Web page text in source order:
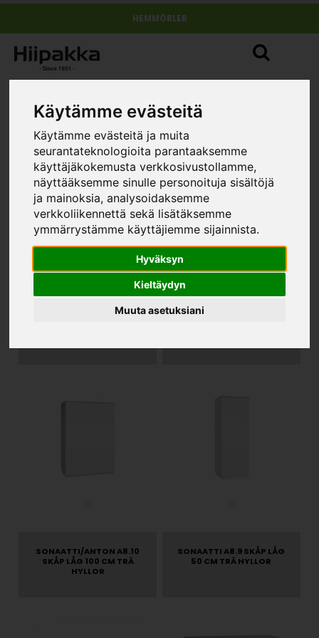
Käytämme evästeitä
Käytämme evästeitä ja muita
seurantateknologioita parantaaksemme
käyttäjäkokemusta verkkosivustollamme,
näyttääksemme sinulle personoituja sisältöjä
ja mainoksia, analysoidaksemme
verkkoliikennettä sekä lisätäksemme
ymmärrystämme käyttäjiemme sijainnista.
Hyväksyn
Kieltäydyn
Muuta asetuksiani
HEMMÖBLER
Hyllor och skåp
SONAATTI/ANTON A8.10
SKÅP LÅG 100 CM TRÄ
HYLLOR
SONAATTI A8.9 SKÅP LÅG
50 CM TRÄ HYLLOR